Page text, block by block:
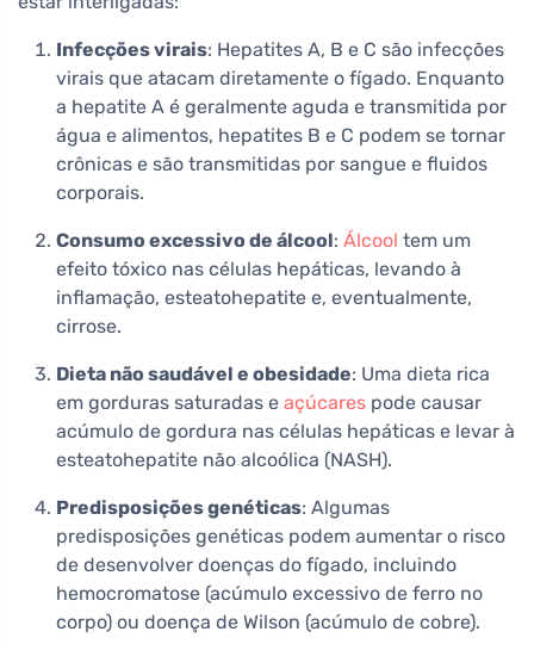
Infecções virais: Hepatites A, B e C são infecções
virais que atacam diretamente o fígado. Enquanto
a hepatite A é geralmente aguda e transmitida por
água e alimentos, hepatites B e C podem se tornar
crônicas e são transmitidas por sangue e fluidos
corporais.
Consumo excessivo de álcool: Álcool tem um
efeito tóxico nas células hepáticas, levando à
inflamação, esteatohepatite e, eventualmente,
cirrose.
Dieta não saudável e obesidade: Uma dieta rica
em gorduras saturadas e açúcares pode causar
acúmulo de gordura nas células hepáticas e levar à
esteatohepatite não alcoólica (NASH).
Predisposições genéticas: Algumas
predisposições genéticas podem aumentar o risco
de desenvolver doenças do fígado, incluindo
hemocromatose (acúmulo excessivo de ferro no
corpo) ou doença de Wilson (acúmulo de cobre).